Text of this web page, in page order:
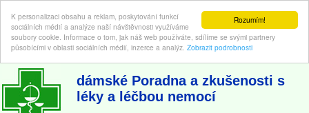
Rozumím!
K personalizaci obsahu a reklam, poskytování funkcí
sociálních médií a analýze naší návštěvnosti využíváme
soubory cookie. Informace o tom, jak náš web používáte, sdílíme se svými partnery
působícími v oblasti sociálních médií, inzerce a analýz. Zobrazit podrobnosti
ABC-LEKARNA.cz | Poradna a zkušenosti s léky a léčbou nemocí
dámské Poradna a zkušenosti s
léky a léčbou nemocí